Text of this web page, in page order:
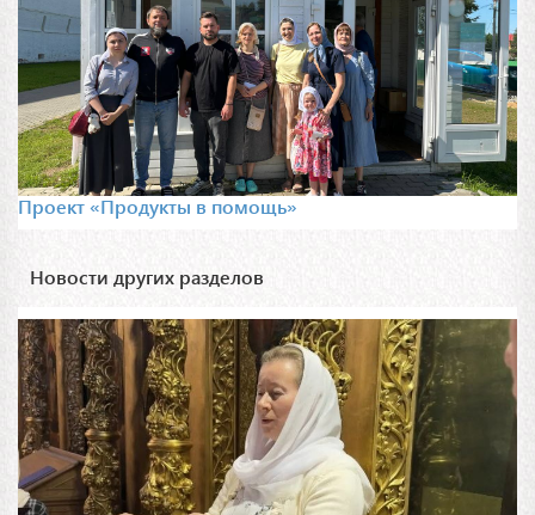
Проект «Продукты в помощь»
Новости других разделов